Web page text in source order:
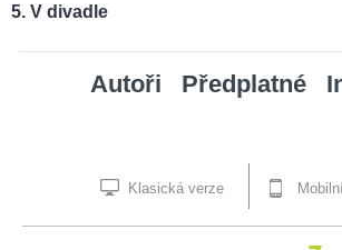
V divadle
Autoři Předplatné
Klasická verze